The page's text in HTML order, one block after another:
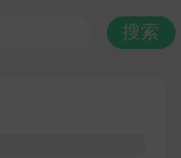
搜索